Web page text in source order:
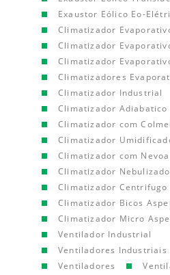
Exaustor Eólico Eo-
Climatizador
Climatizador
Climatizador
Climatizadores
Climatizador Industrial
Climatizador Adiabatico
Climatizador com
Climatizador
Climatizador com Nevoa
Climatizador
Climatizador Centrifugo
Climatizador Bicos
Climatizador Micro
Ventilador Industrial
Ventiladores Industriais
Ventiladores